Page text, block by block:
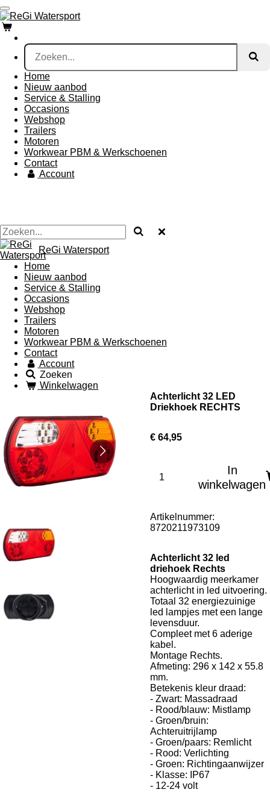
Ga
direct
naar
de
hoofdinhoud
Home
Nieuw aanbod
Service & Stalling
Occasions
Webshop
Trailers
Motoren
Workwear PBM & Werkschoenen
Contact
Account
ReGi Watersport
Home
Nieuw aanbod
Service & Stalling
Occasions
Webshop
Trailers
Motoren
Workwear PBM & Werkschoenen
Contact
Account
Zoeken
Winkelwagen
Achterlicht 32 LED
Driekhoek RECHTS
€ 64,95
In
winkelwagen
Artikelnummer:
8720211973109
Achterlicht 32 led
driehoek Rechts
Hoogwaardig meerkamer
achterlicht in led uitvoering.
Totaal 32 energiezuinige
led lampjes met een lange
levensduur.
Compleet met 6 aderige
kabel.
Montage Rechts.
Afmeting: 296 x 142 x 55.8
mm.
Betekenis kleur draad:
- Zwart: Massadraad
- Rood/blauw: Mistlamp
- Groen/bruin:
Achteruitrijlamp
- Groen/paars: Remlicht
- Rood: Verlichting
- Groen: Richtingaanwijzer
- Klasse: IP67
- 12-24 volt